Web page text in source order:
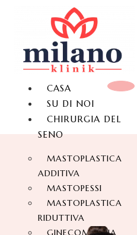
CASA
SU DI NOI
CHIRURGIA DEL
SENO
MASTOPLASTICA
ADDITIVA
MASTOPESSI
MASTOPLASTICA
RIDUTTIVA
GINECOMASTIA